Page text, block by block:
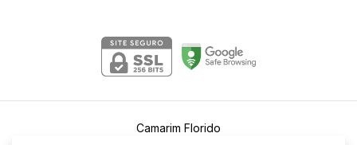
Camarim Florido